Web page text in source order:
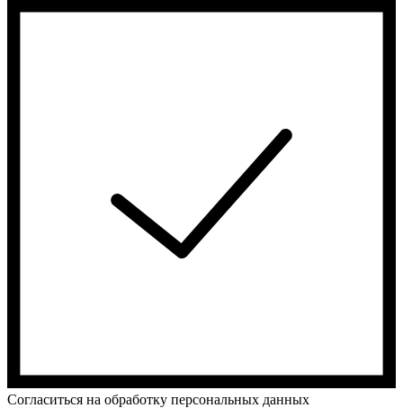
Cогласиться на обработку персональных данных